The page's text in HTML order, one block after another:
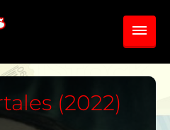
(2022)